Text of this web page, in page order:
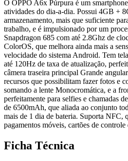
O OPPO A6x Púrpura é um
atividades do dia-a-dia. Possui 4GB +
armazenamento, mais que suficiente
trabalho, e é impulsionado por um
Snapdragon 685 com até 2.8Ghz de
ColorOS, que melhora ainda mais a
velocidade do sistema Android. Tem
até 120Hz de taxa de atualização,
câmera traseira principal Grande
recursos que possibilitam fazer fotos e
somando a lente Monocromática, e a
perfeitamente para selfies e chamadas
de 6500mAh, que aliada ao conjunto
mais de 1 dia de bateria. Suporta NFC,
pagamentos móveis, cartões de controle
Ficha Técnica